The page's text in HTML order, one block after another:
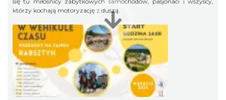
którzy kochają motoryzację z duszą.